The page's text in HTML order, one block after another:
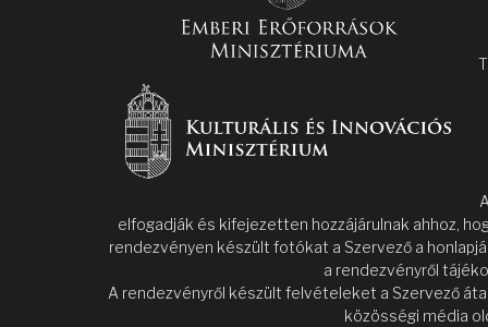
elfogadják és kifejezetten hozzájárulnak ahhoz,
rendezvényen készült fotókat a Szervező a
a rendezvényről
A rendezvényről készült felvételeket a Szervező
közösségi média